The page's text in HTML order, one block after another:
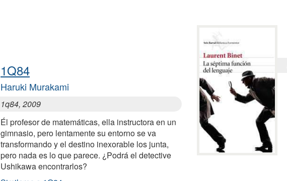
1Q84
Haruki Murakami
1q84, 2009
Él profesor de matemáticas, ella instructora en un
gimnasio, pero lentamente su entorno se va
transformando y el destino inexorable los junta,
pero nada es lo que parece. ¿Podrá el detective
Ushikawa encontrarlos?